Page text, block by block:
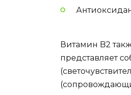
Витамин B2
представляет